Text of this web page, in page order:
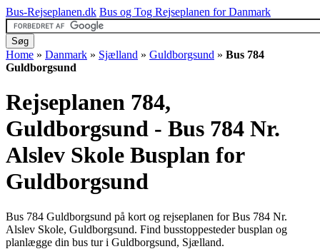
Bus-Rejseplanen.dk Bus og Tog Rejseplanen for Danmark
Home » Danmark » Sjælland » Guldborgsund » Bus 784
Guldborgsund
Rejseplanen 784,
Guldborgsund - Bus 784 Nr.
Alslev Skole Busplan for
Guldborgsund
Bus 784 Guldborgsund på kort og rejseplanen for Bus 784 Nr.
Alslev Skole, Guldborgsund. Find busstoppesteder busplan og
planlægge din bus tur i Guldborgsund, Sjælland.